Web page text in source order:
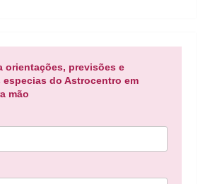
orientações, previsões e
especias do Astrocentro em
mão